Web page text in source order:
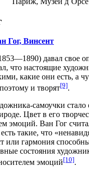
Гог, Винсент
давал свое
что настоящие
какие они есть, а
и творят[9].
самоучки
Цвет в его
эмоций. Ван Гог
такие, что
или гармония
состояния
эмоций[10].